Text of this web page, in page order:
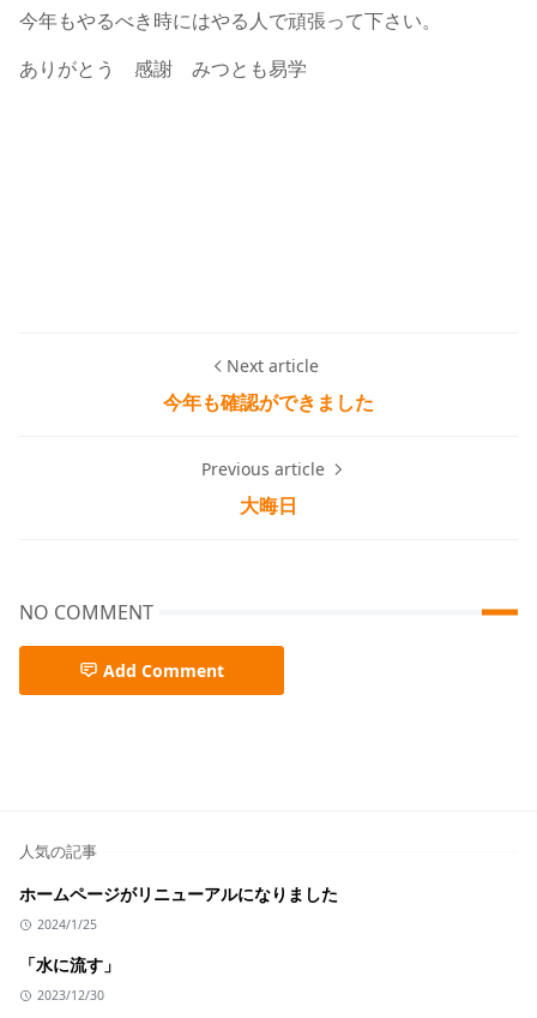
今年もやるべき時にはやる人で頑張って下さい。
ありがとう 感謝 みつとも易学
Next article
今年も確認ができました
Previous article
大晦日
NO COMMENT
Add Comment
人気の記事
ホームページがリニューアルになりました
2024/1/25
「水に流す」
2023/12/30